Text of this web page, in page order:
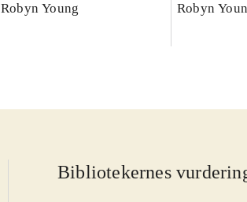
Robyn Young
Robyn
Bibliotekernes